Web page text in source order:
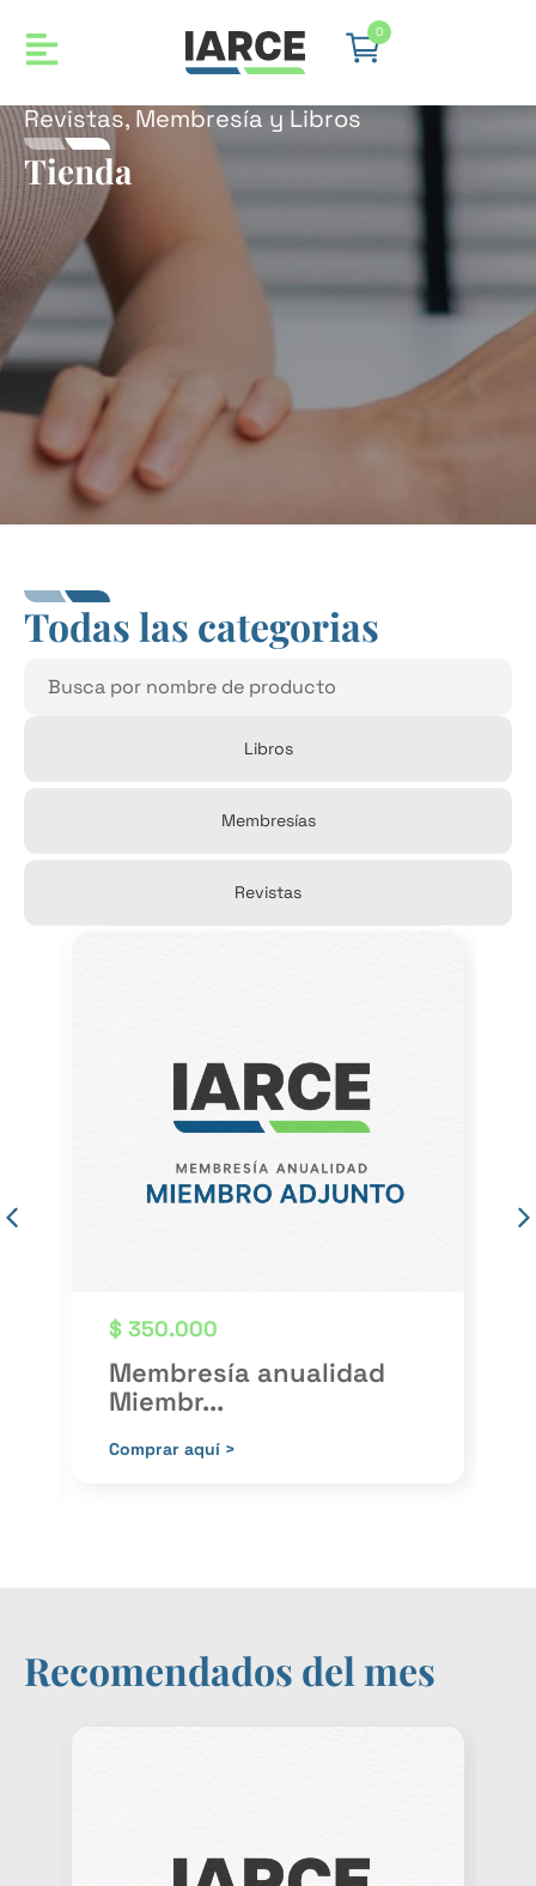
0
Revistas, Membresía y Libros
Tienda
Todas las categorias
Libros
Membresías
Revistas
$ 350.000
Membresía anualidad
Miembr...
Comprar aquí >
Recomendados del mes